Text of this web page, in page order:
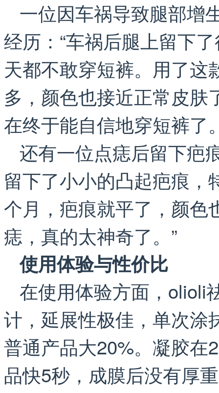
一位因车祸导致腿部增
经历：“车祸后腿上留下
天都不敢穿短裤。用了
多，颜色也接近正常皮
在终于能自信地穿短裤了
还有一位点痣后留下疤
留下了小小的凸起疤痕
个月，疤痕就平了，颜色
痣，真的太神奇了。”
使用体验与性价比
在使用体验方面，olioli
计，延展性极佳，单次涂
普通产品大20%。凝胶在
品快5秒，成膜后没有厚